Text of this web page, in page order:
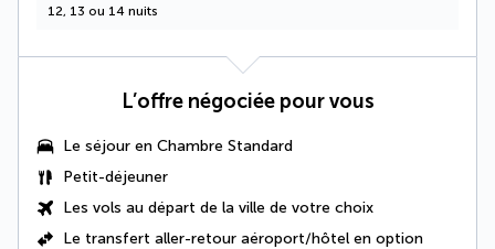
12, 13 ou 14 nuits
L’offre négociée pour vous
Le séjour en Chambre Standard
Petit-déjeuner
Les vols au départ de la ville de votre choix
Le transfert aller-retour aéroport/hôtel en option